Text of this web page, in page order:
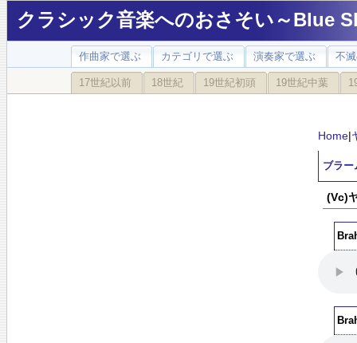
クラシック音楽へのおさそい～Blue
作曲家で選ぶ カテゴリで選ぶ 演奏家で選ぶ 不
17世紀以前 18世紀 19世紀初頭 19世紀中葉
Home|
ブラー
(Vc)